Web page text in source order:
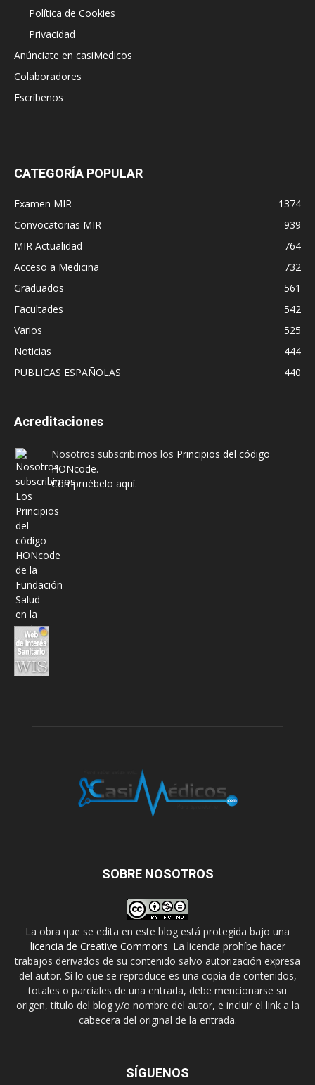
Política de Cookies
Privacidad
Anúnciate en casiMedicos
Colaboradores
Escríbenos
CATEGORÍA POPULAR
Examen MIR
1374
Convocatorias MIR
939
MIR Actualidad
764
Acceso a Medicina
732
Graduados
561
Facultades
542
Varios
525
Noticias
444
PUBLICAS ESPAÑOLAS
440
Acreditaciones
Nosotros subscribimos los Principios del código
HONcode.
Compruébelo aquí.
SOBRE NOSOTROS
La obra que se edita en este blog está protegida bajo una
licencia de Creative Commons. La licencia prohíbe hacer
trabajos derivados de su contenido salvo autorización expresa
del autor. Si lo que se reproduce es una copia de contenidos,
totales o parciales de una entrada, debe mencionarse su
origen, título del blog y/o nombre del autor, e incluir el link a la
cabecera del original de la entrada.
SÍGUENOS